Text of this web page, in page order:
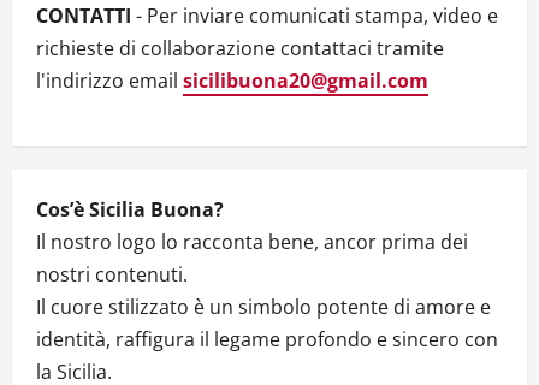
CONTATTI - Per inviare comunicati stampa, video e
richieste di collaborazione contattaci tramite
l'indirizzo email sicilibuona20@gmail.com
Cos’è Sicilia Buona?
Il nostro logo lo racconta bene, ancor prima dei
nostri contenuti.
Il cuore stilizzato è un simbolo potente di amore e
identità, raffigura il legame profondo e sincero con
la Sicilia.